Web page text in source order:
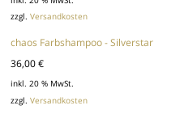
zzgl.Versandkosten
chaos Farbshampoo - Silverstar
36,00€
inkl. 20 % MwSt.
zzgl.Versandkosten